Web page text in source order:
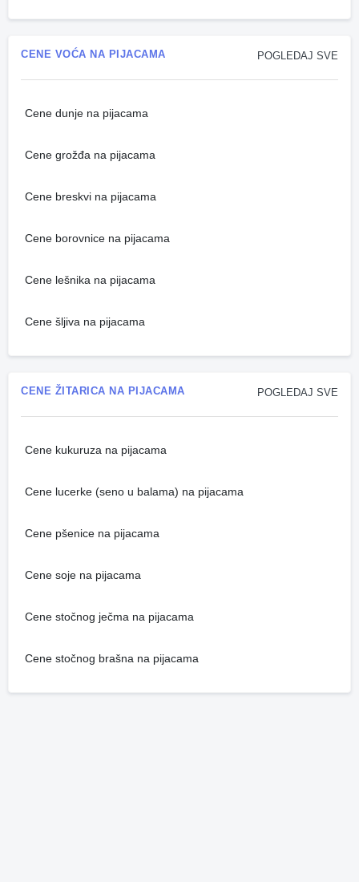
POGLEDAJ SVE
CENE VOĆA NA PIJACAMA
Cene dunje na pijacama
Cene grožđa na pijacama
Cene breskvi na pijacama
Cene borovnice na pijacama
Cene lešnika na pijacama
Cene šljiva na pijacama
POGLEDAJ SVE
CENE ŽITARICA NA PIJACAMA
Cene kukuruza na pijacama
Cene lucerke (seno u balama) na pijacama
Cene pšenice na pijacama
Cene soje na pijacama
Cene stočnog ječma na pijacama
Cene stočnog brašna na pijacama